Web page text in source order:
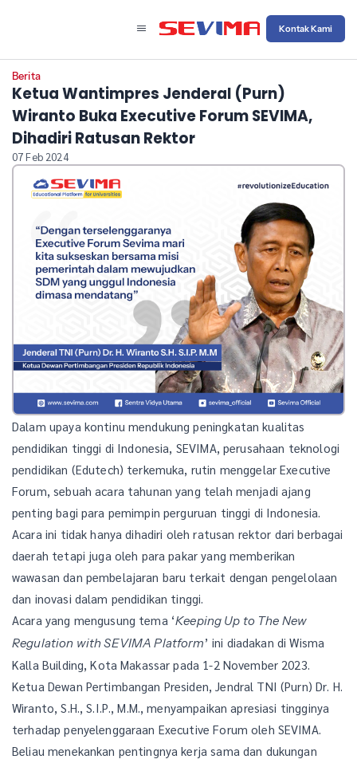
Kontak Kami
Berita
Ketua Wantimpres Jenderal (Purn)
Wiranto Buka Executive Forum SEVIMA,
Dihadiri Ratusan Rektor
07 Feb 2024
Dalam upaya kontinu mendukung peningkatan kualitas
pendidikan tinggi di Indonesia, SEVIMA, perusahaan teknologi
pendidikan (Edutech) terkemuka, rutin menggelar Executive
Forum, sebuah acara tahunan yang telah menjadi ajang
penting bagi para pemimpin perguruan tinggi di Indonesia.
Acara ini tidak hanya dihadiri oleh ratusan rektor dari berbagai
daerah tetapi juga oleh para pakar yang memberikan
wawasan dan pembelajaran baru terkait dengan pengelolaan
dan inovasi dalam pendidikan tinggi.
Acara yang mengusung tema ‘Keeping Up to The New
Regulation with SEVIMA Platform’ ini diadakan di Wisma
Kalla Building, Kota Makassar pada 1-2 November 2023.
Ketua Dewan Pertimbangan Presiden, Jendral TNI (Purn) Dr. H.
Wiranto, S.H., S.I.P., M.M., menyampaikan apresiasi tingginya
terhadap penyelenggaraan Executive Forum oleh SEVIMA.
Beliau menekankan pentingnya kerja sama dan dukungan